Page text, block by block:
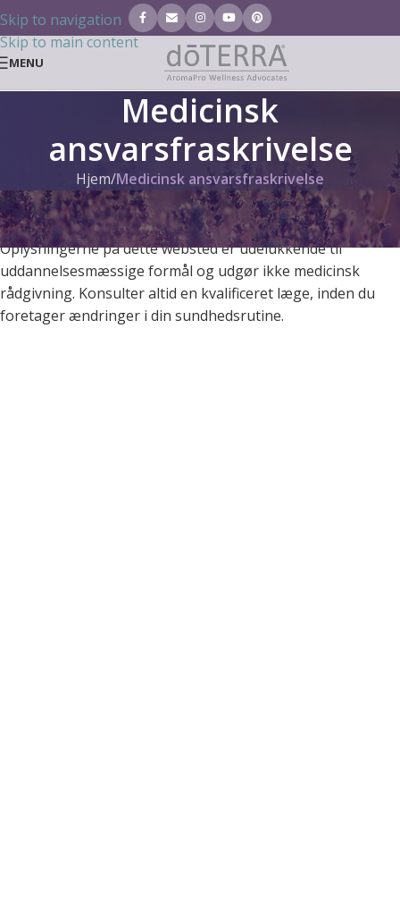
Skip to navigation
Skip to main content
MENU
Medicinsk
ansvarsfraskrivelse
Hjem/Medicinsk ansvarsfraskrivelse
Medicinsk ansvarsfraskrivelse
Oplysningerne på dette websted er udelukkende til
uddannelsesmæssige formål og udgør ikke medicinsk
rådgivning. Konsulter altid en kvalificeret læge, inden du
foretager ændringer i din sundhedsrutine.